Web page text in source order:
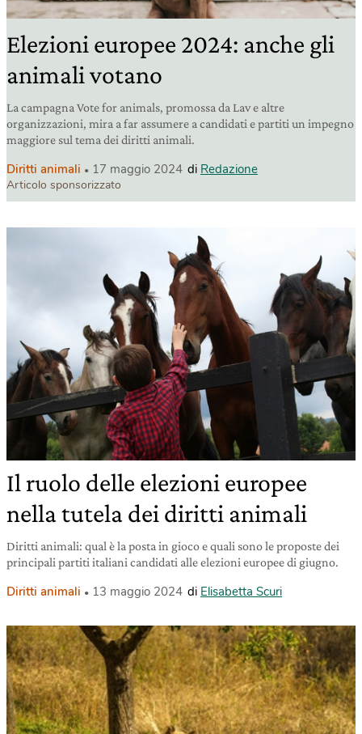
Elezioni europee 2024: anche gli
animali votano
La campagna Vote for animals, promossa da Lav e altre
organizzazioni, mira a far assumere a candidati e partiti un impegno
maggiore sul tema dei diritti animali.
Diritti animali 17 maggio 2024 di Redazione
Articolo sponsorizzato
Il ruolo delle elezioni europee
nella tutela dei diritti animali
Diritti animali: qual è la posta in gioco e quali sono le proposte dei
principali partiti italiani candidati alle elezioni europee di giugno.
Diritti animali 13 maggio 2024 di Elisabetta Scuri